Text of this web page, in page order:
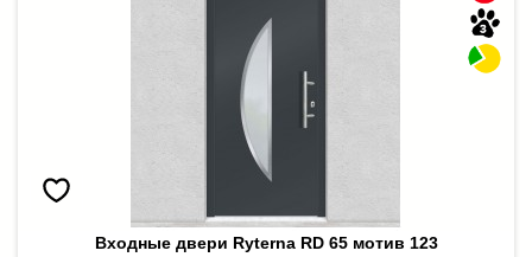
Входные двери Ryterna RD 65 мотив 123